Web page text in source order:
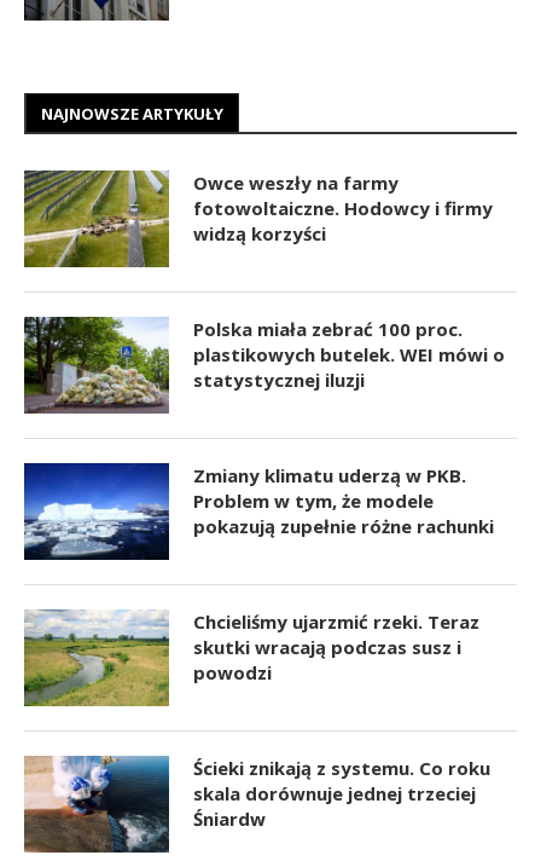
NAJNOWSZE ARTYKUŁY
Owce weszły na farmy
fotowoltaiczne. Hodowcy i firmy
widzą korzyści
Polska miała zebrać 100 proc.
plastikowych butelek. WEI mówi o
statystycznej iluzji
Zmiany klimatu uderzą w PKB.
Problem w tym, że modele
pokazują zupełnie różne rachunki
Chcieliśmy ujarzmić rzeki. Teraz
skutki wracają podczas susz i
powodzi
Ścieki znikają z systemu. Co roku
skala dorównuje jednej trzeciej
Śniardw